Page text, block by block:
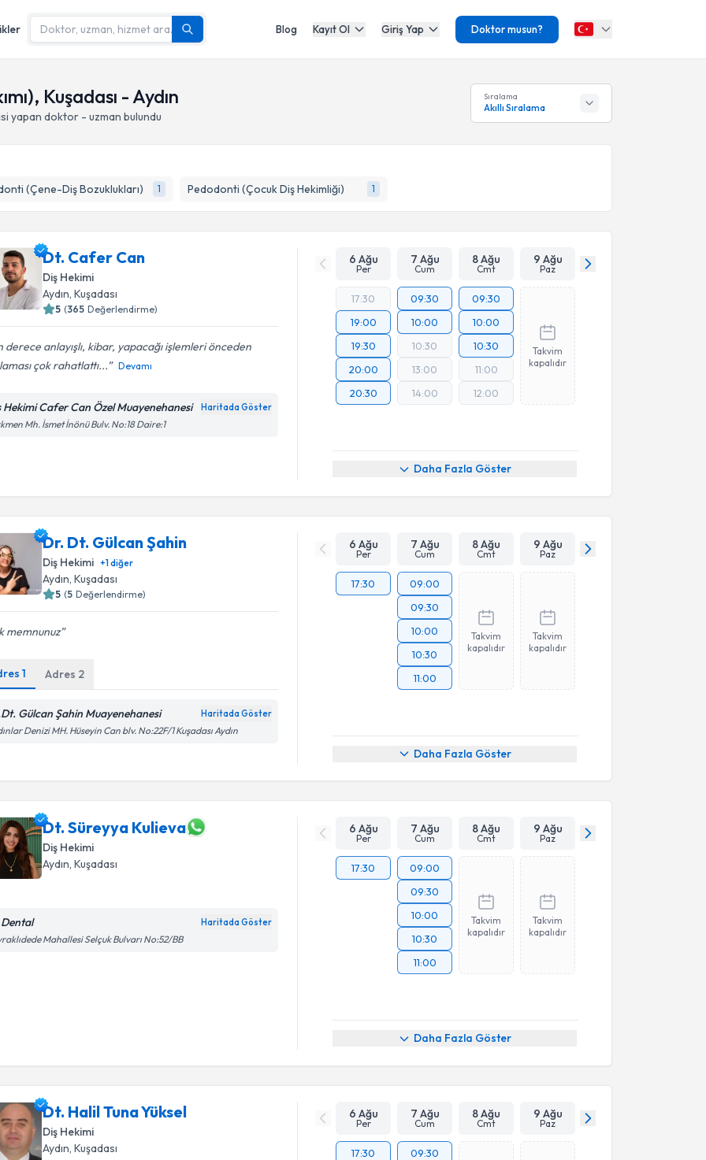
Blog Kayıt Ol Giriş Yap Doktor musun?
Kuşadası - Aydın
yapan doktor - uzman bulundu
Sıralama
Akıllı Sıralama
(Çene-Diş Bozuklukları) 1 Pedodonti (Çocuk Diş Hekimliği) 1
Dt. Cafer Can
Diş Hekimi
Aydın, Kuşadası
5 (365 Değerlendirme)
derece anlayışlı, kibar, yapacağı işlemleri önceden
çok rahatlattı...
Devamı
Hekimi Cafer Can Özel Muayenehanesi Haritada Göster
Mh. İsmet İnönü Bulv. No:18 Daire:1
6 Ağu
Per
7 Ağu
Cum
8 Ağu
Cmt
9 Ağu
Paz
17:30
19:00
19:30
20:00
20:30
09:30
10:00
10:30
13:00
14:00
09:30
10:00
10:30
11:00
12:00
Takvim
kapalıdır
Daha Fazla Göster
Dr. Dt. Gülcan Şahin
Diş Hekimi +1diğer
Aydın , Kuşadası
5 (5 Değerlendirme)
memnunuz
1 Adres 2
Gülcan Şahin Muayenehanesi Haritada Göster
Denizi MH. Hüseyin Can blv. No:22F/1 Kuşadası Aydın
6 Ağu
Per
7 Ağu
Cum
8 Ağu
Cmt
9 Ağu
Paz
17:30
09:00
09:30
10:00
10:30
11:00
Takvim
kapalıdır
Takvim
kapalıdır
Daha Fazla Göster
Dt. Süreyya Kulieva
Diş Hekimi
Aydın, Kuşadası
Dental Haritada Göster
Mahallesi Selçuk Bulvarı No:52/BB
6 Ağu
Per
7 Ağu
Cum
8 Ağu
Cmt
9 Ağu
Paz
17:30
09:00
09:30
10:00
10:30
11:00
Takvim
kapalıdır
Takvim
kapalıdır
Daha Fazla Göster
Dt. Halil Tuna Yüksel
Diş Hekimi
Aydın , Kuşadası
6 Ağu
Per
7 Ağu
Cum
8 Ağu
Cmt
9 Ağu
Paz
17:30
09:30